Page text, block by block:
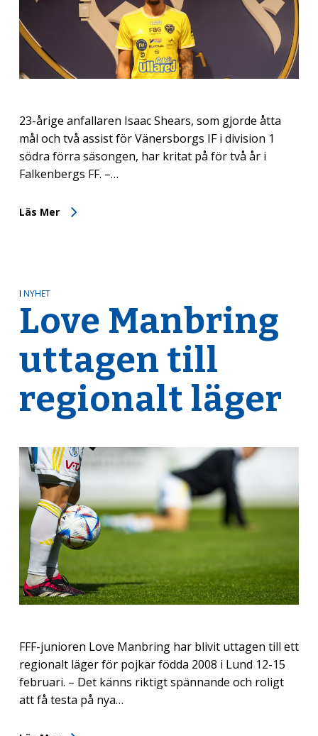
23-årige anfallaren Isaac Shears, som gjorde åtta
mål och två assist för Vänersborgs IF i division 1
södra förra säsongen, har kritat på för två år i
Falkenbergs FF. –…
Läs Mer
I NYHET
Love Manbring
uttagen till
regionalt läger
FFF-junioren Love Manbring har blivit uttagen till ett
regionalt läger för pojkar födda 2008 i Lund 12-15
februari. – Det känns riktigt spännande och roligt
att få testa på nya…